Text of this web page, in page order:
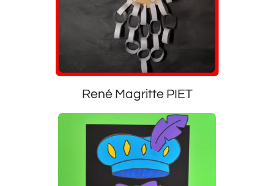
René Magritte PIET